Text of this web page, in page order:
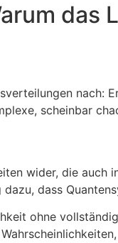
das
nach:
scheinbar
wider, die auch
dass
ohne